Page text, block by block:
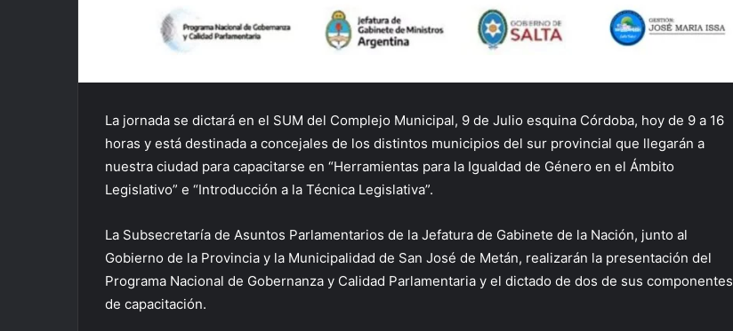
La jornada se dictará en el SUM del Complejo Municipal, 9 de Julio esquina Córdoba, hoy de 9 a 16
horas y está destinada a concejales de los distintos municipios del sur provincial que llegarán a
nuestra ciudad para capacitarse en “Herramientas para la Igualdad de Género en el Ámbito
Legislativo” e “Introducción a la Técnica Legislativa”.
La Subsecretaría de Asuntos Parlamentarios de la Jefatura de Gabinete de la Nación, junto al
Gobierno de la Provincia y la Municipalidad de San José de Metán, realizarán la presentación del
Programa Nacional de Gobernanza y Calidad Parlamentaria y el dictado de dos de sus componentes
de capacitación.